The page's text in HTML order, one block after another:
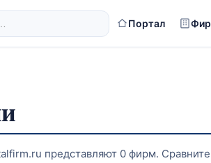
Портал
представляют 0 фирм. Сравните